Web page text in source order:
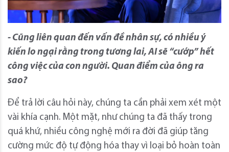
- Cũng liên quan đến vấn đề nhân sự, có nhiều ý
kiến lo ngại rằng trong tương lai, AI sẽ “cướp” hết
công việc của con người. Quan điểm của ông ra
sao?
Để trả lời câu hỏi này, chúng ta cần phải xem xét một
vài khía cạnh. Một mặt, như chúng ta đã thấy trong
quá khứ, nhiều công nghệ mới ra đời đã giúp tăng
cường mức độ tự động hóa thay vì loại bỏ hoàn toàn